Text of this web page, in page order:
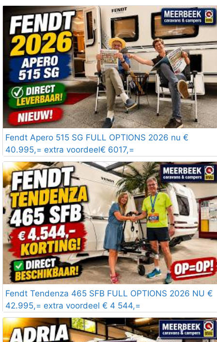
Fendt Apero 515 SG FULL OPTIONS 2026 nu €
40.995,= extra voordeel€ 6017,=
Fendt Tendenza 465 SFB FULL OPTIONS 2026 NU €
42.995,= extra voordeel € 4 544,=